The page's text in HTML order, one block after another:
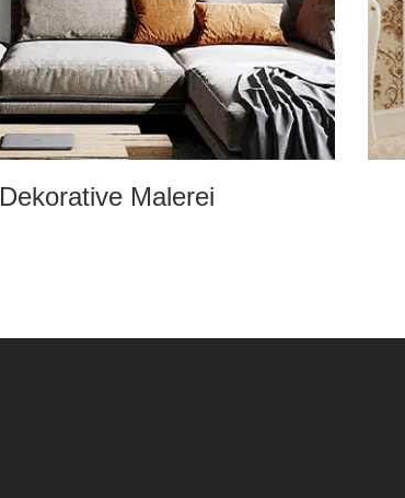
Dekorative Malerei